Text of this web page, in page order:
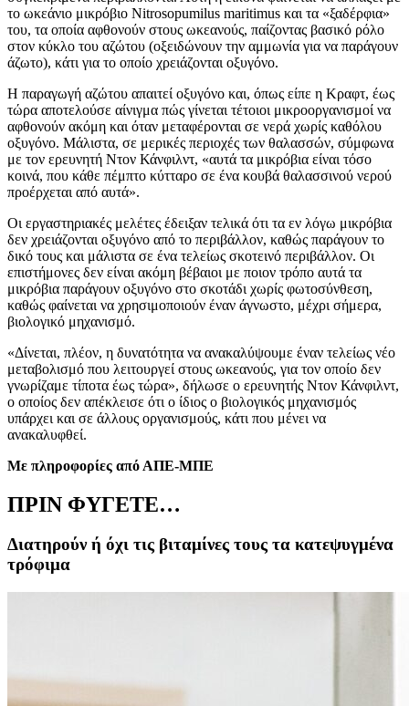
το ωκεάνιο μικρόβιο Nitrosopumilus maritimus και τα «ξαδέρφια»
του, τα οποία αφθονούν στους ωκεανούς, παίζοντας βασικό ρόλο
στον κύκλο του αζώτου (οξειδώνουν την αμμωνία για να παράγουν
άζωτο), κάτι για το οποίο χρειάζονται οξυγόνο.
Η παραγωγή αζώτου απαιτεί οξυγόνο και, όπως είπε η Κραφτ, έως
τώρα αποτελούσε αίνιγμα πώς γίνεται τέτοιοι μικροοργανισμοί να
αφθονούν ακόμη και όταν μεταφέρονται σε νερά χωρίς καθόλου
οξυγόνο. Μάλιστα, σε μερικές περιοχές των θαλασσών, σύμφωνα
με τον ερευνητή Ντον Κάνφιλντ, «αυτά τα μικρόβια είναι τόσο
κοινά, που κάθε πέμπτο κύτταρο σε ένα κουβά θαλασσινού νερού
προέρχεται από αυτά».
Οι εργαστηριακές μελέτες έδειξαν τελικά ότι τα εν λόγω μικρόβια
δεν χρειάζονται οξυγόνο από το περιβάλλον, καθώς παράγουν το
δικό τους και μάλιστα σε ένα τελείως σκοτεινό περιβάλλον. Οι
επιστήμονες δεν είναι ακόμη βέβαιοι με ποιον τρόπο αυτά τα
μικρόβια παράγουν οξυγόνο στο σκοτάδι χωρίς φωτοσύνθεση,
καθώς φαίνεται να χρησιμοποιούν έναν άγνωστο, μέχρι σήμερα,
βιολογικό μηχανισμό.
«Δίνεται, πλέον, η δυνατότητα να ανακαλύψουμε έναν τελείως νέο
μεταβολισμό που λειτουργεί στους ωκεανούς, για τον οποίο δεν
γνωρίζαμε τίποτα έως τώρα», δήλωσε ο ερευνητής Ντον Κάνφιλντ,
ο οποίος δεν απέκλεισε ότι ο ίδιος ο βιολογικός μηχανισμός
υπάρχει και σε άλλους οργανισμούς, κάτι που μένει να
ανακαλυφθεί.
Με πληροφορίες από ΑΠΕ-ΜΠΕ
ΠΡΙΝ ΦΥΓΕΤΕ…
Διατηρούν ή όχι τις βιταμίνες τους τα κατεψυγμένα
τρόφιμα